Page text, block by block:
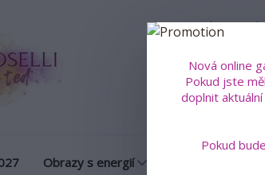
Obrazy na míru
Obrazy s energií
Nová online
Pokud jste
doplnit
Pokud